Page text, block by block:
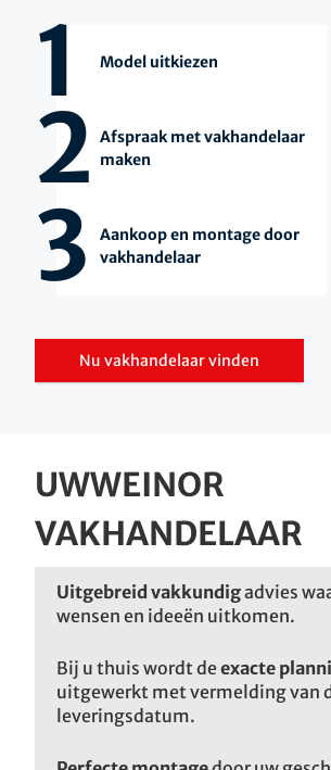
1 Model uitkiezen
2 Afspraak met vakhandelaar
maken
3
Aankoop en montage door
vakhandelaar
Nu vakhandelaar vinden
UWWEINOR
VAKHANDELAAR
Uitgebreid vakkundigadvies
wensen en ideeën uitkomen.
Bij u thuis wordt deexacte
uitgewerkt met vermelding van
leveringsdatum.